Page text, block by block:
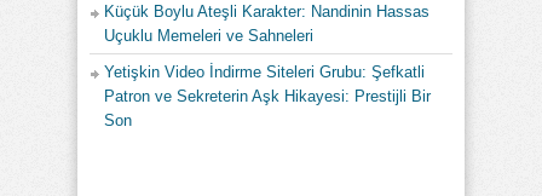
Küçük Boylu Ateşli Karakter: Nandinin Hassas
Uçuklu Memeleri ve Sahneleri
Yetişkin Video İndirme Siteleri Grubu: Şefkatli
Patron ve Sekreterin Aşk Hikayesi: Prestijli Bir
Son